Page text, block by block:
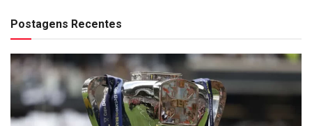
Postagens Recentes